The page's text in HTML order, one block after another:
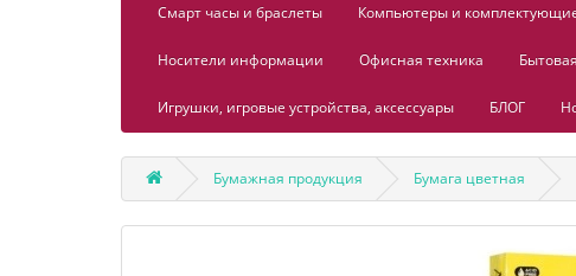
Смарт часы и браслеты Компьютеры и
Носители информации Офисная техника
Игрушки, игровые устройства, аксессуары БЛОГ
Бумажная продукция Бумага цветная